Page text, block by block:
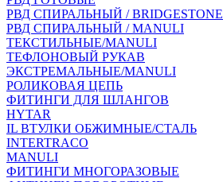
РВД СПИРАЛЬНЫЙ / BRIDGESTONE
РВД СПИРАЛЬНЫЙ / MANULI
ТЕКСТИЛЬНЫЕ/MANULI
ТЕФЛОНОВЫЙ РУКАВ
ЭКСТРЕМАЛЬНЫЕ/MANULI
РОЛИКОВАЯ ЦЕПЬ
ФИТИНГИ ДЛЯ ШЛАНГОВ
HYTAR
IL ВТУЛКИ ОБЖИМНЫЕ/СТАЛЬ
INTERTRACO
MANULI
ФИТИНГИ МНОГОРАЗОВЫЕ